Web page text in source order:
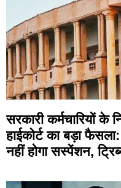
सरकारी कर्मचारियों
हाईकोर्ट का बड़ा
नहीं होगा सस्पेंशन,